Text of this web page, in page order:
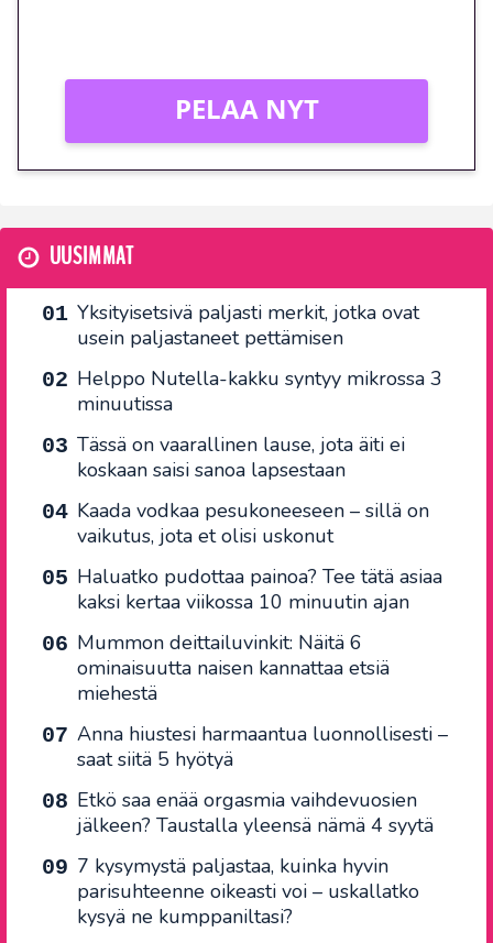
PELAA NYT
UUSIMMAT
Yksityisetsivä paljasti merkit, jotka ovat
usein paljastaneet pettämisen
Helppo Nutella-kakku syntyy mikrossa 3
minuutissa
Tässä on vaarallinen lause, jota äiti ei
koskaan saisi sanoa lapsestaan
Kaada vodkaa pesukoneeseen – sillä on
vaikutus, jota et olisi uskonut
Haluatko pudottaa painoa? Tee tätä asiaa
kaksi kertaa viikossa 10 minuutin ajan
Mummon deittailuvinkit: Näitä 6
ominaisuutta naisen kannattaa etsiä
miehestä
Anna hiustesi harmaantua luonnollisesti –
saat siitä 5 hyötyä
Etkö saa enää orgasmia vaihdevuosien
jälkeen? Taustalla yleensä nämä 4 syytä
7 kysymystä paljastaa, kuinka hyvin
parisuhteenne oikeasti voi – uskallatko
kysyä ne kumppaniltasi?